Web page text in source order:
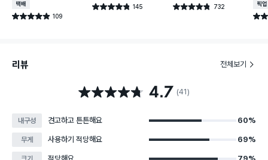
택배배송
별점 4.9점 109
건 작성
별점 4.8점 145
건 작성 별점 4.8점 732
건 작성
매장
별점
리뷰 전체보기
별점 4.7점 4.7 (41)
내구성 견고하고 튼튼해요 60%
무게 사용하기 적당해요 69%